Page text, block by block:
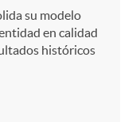
su modelo
en calidad
históricos